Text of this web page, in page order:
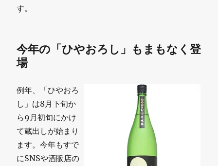
す。
今年の「ひやおろし」もまもなく登
場
例年、「ひやおろ
し」は8月下旬か
ら9月初旬にかけ
て蔵出しが始まり
ます。今年もすで
にSNSや酒販店の